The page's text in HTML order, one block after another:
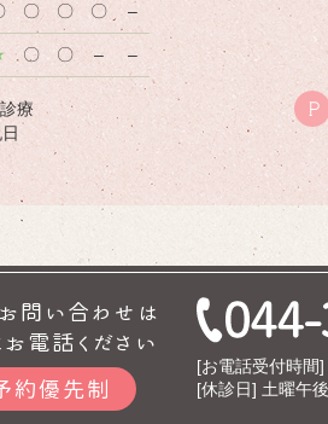
〇 〇 〇 –
〇 〇 – –
療
P
問い合わせは
電話ください
約優先制
[お電話受付時間
[休診日] 土曜午